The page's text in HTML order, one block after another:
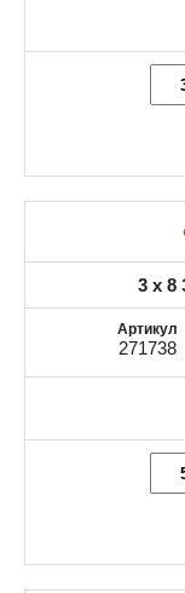
3 x 8
271738